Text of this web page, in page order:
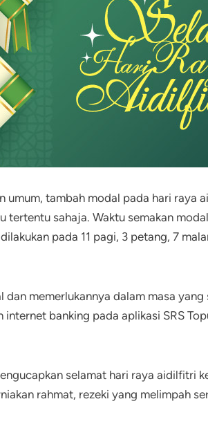
umum, tambah modal pada hari raya
tertentu sahaja. Waktu semakan
pada 11 pagi, 3 petang, 7
dan memerlukannya dalam masa
banking pada aplikasi SRS
selamat hari raya aidilfitri
rahmat, rezeki yang melimpah